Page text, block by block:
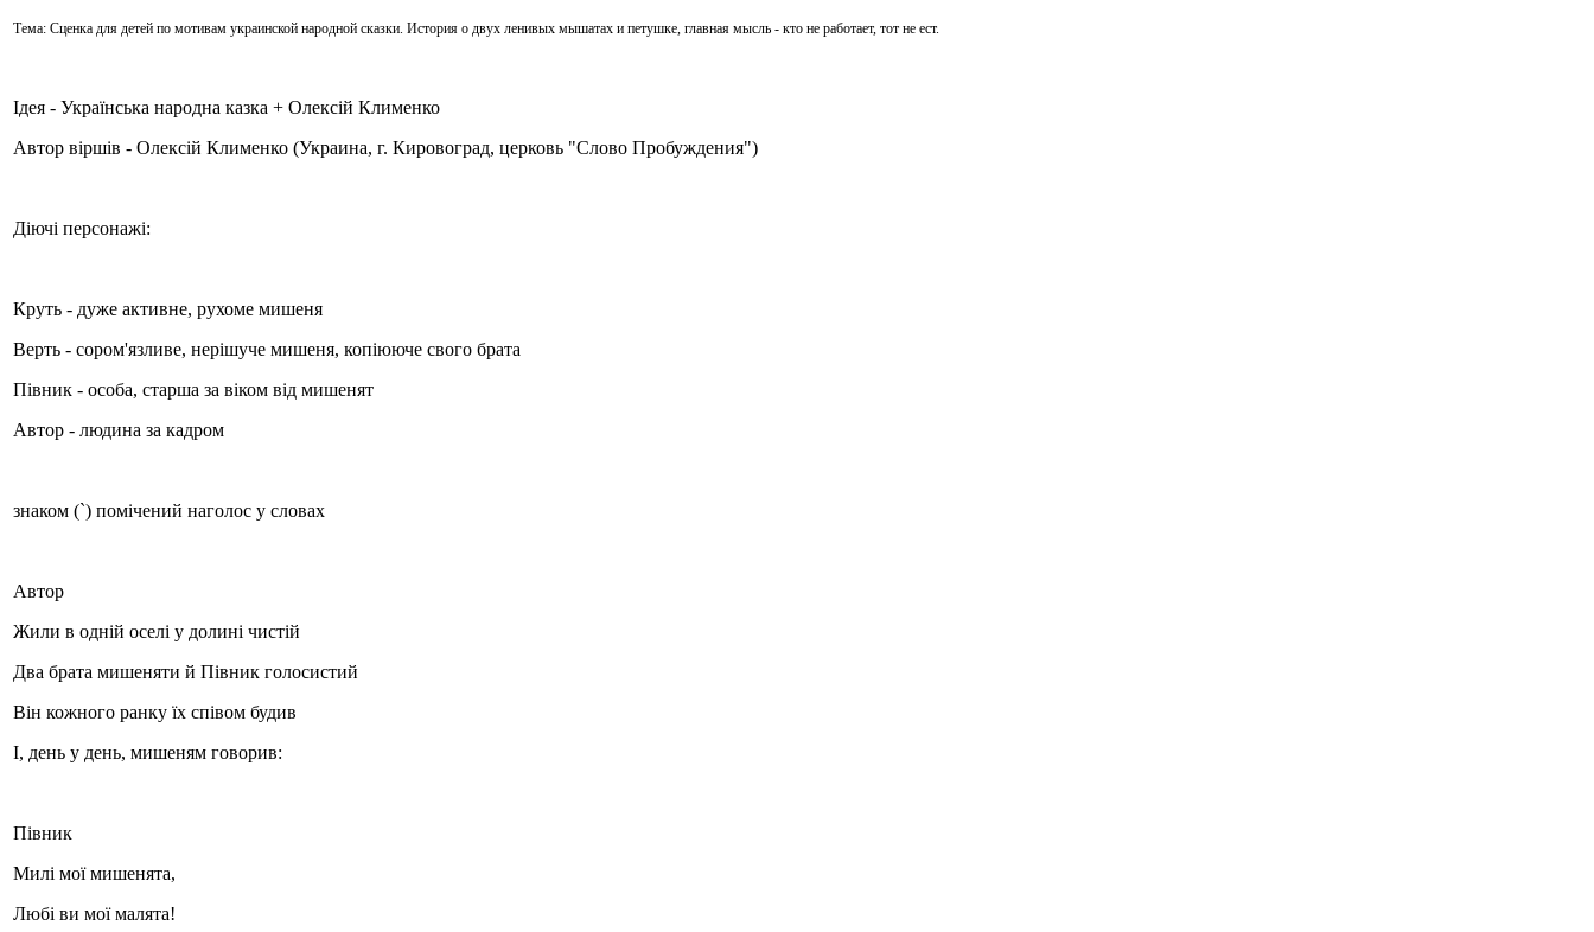
Тема: Сценка для детей по мотивам украинской народной сказки. История о двух ленивых мышатах и петушке, главная мысль - кто не работает, тот не ест.
Ідея - Українська народна казка + Олексій Клименко
Автор віршів - Олексій Клименко (Украина, г. Кировоград, церковь "Слово Пробуждения")
Діючі персонажі:
Круть - дуже активне, рухоме мишеня
Верть - сором'язливе, нерішуче мишеня, копіююче свого брата
Півник - особа, старша за віком від мишенят
Автор - людина за кадром
знаком (`) помічений наголос у словах
Автор
Жили в одній оселі у долині чистій
Два брата мишеняти й Півник голосистий
Він кожного ранку їх співом будив
І, день у день, мишеням говорив:
Півник
Милі мої мишенята,
Любі ви мої малята!